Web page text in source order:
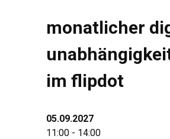
monatlicher
im flipdot
05.09.2027
11:00 - 14:00